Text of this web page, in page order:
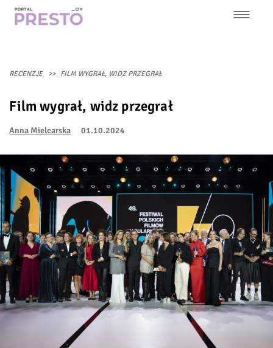
Przejdź
nawigacja
RECENZJE FILM WYGRAŁ, WIDZ PRZEGRAŁ
Film wygrał, widz przegrał
Anna Mielcarska 01.10.2024